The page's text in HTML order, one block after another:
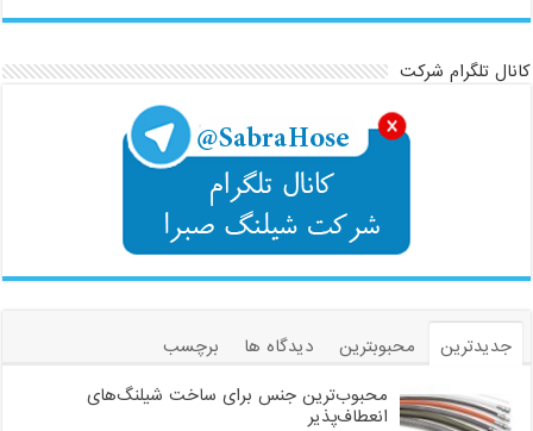
کانال تلگرام شرکت
جدیدترین محبوبترین دیدگاه ها
برچسب
محبوب‌ترین جنس برای ساخت شیلنگ‌های
انعطاف‌پذیر